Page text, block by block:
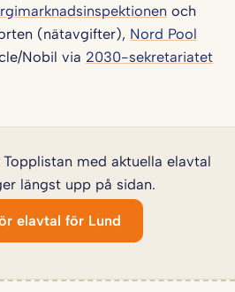
och
(nätavgifter), Nord Pool
Nobil via 2030-sekretariatet
Topplistan med aktuella elavtal
längst upp på sidan.
elavtal för Lund